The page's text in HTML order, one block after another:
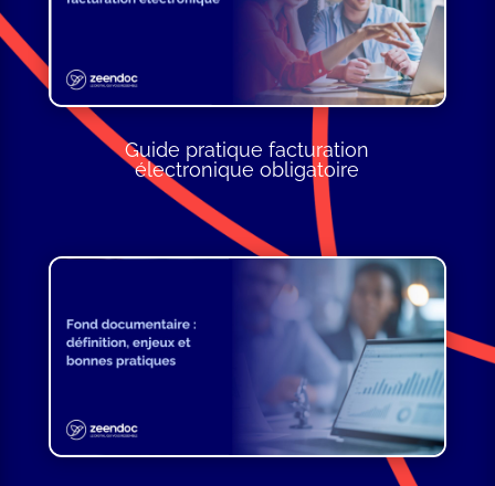
Guide pratique facturation
électronique obligatoire